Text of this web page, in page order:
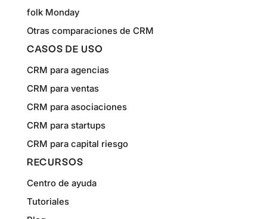
folk Monday
Otras comparaciones de CRM
CASOS DE USO
CRM para agencias
CRM para ventas
CRM para asociaciones
CRM para startups
CRM para capital riesgo
RECURSOS
Centro de ayuda
Tutoriales